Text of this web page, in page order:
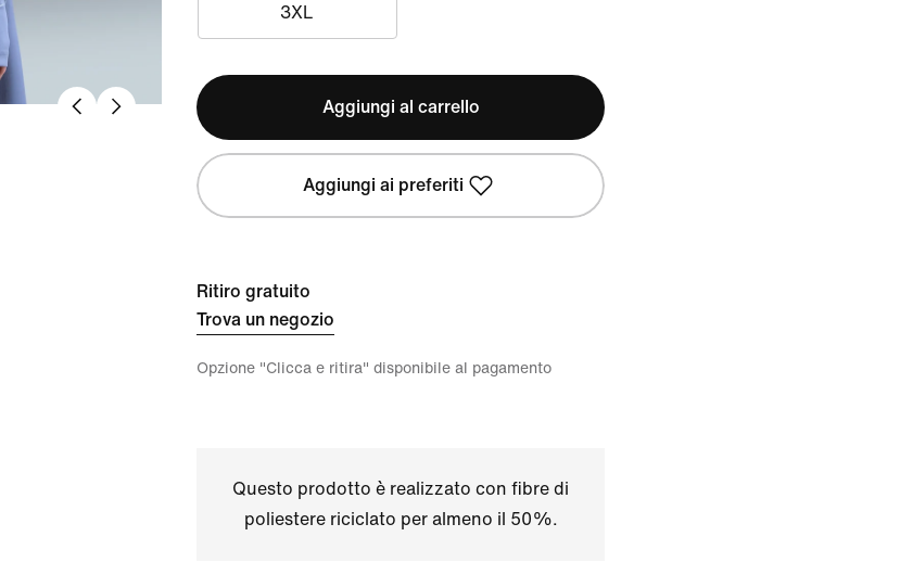
3XL
Aggiungi al carrello
Aggiungi ai preferiti
Ritiro gratuito
Trova un negozio
Opzione "Clicca e ritira" disponibile al pagamento
Questo prodotto è realizzato con fibre di
poliestere riciclato per almeno il 50%.